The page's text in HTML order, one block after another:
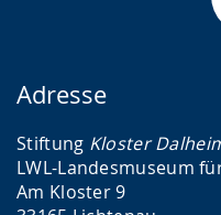
w
i
r
d
Adresse
Stiftung Kloster
LWL-Landesmuseum
Am Kloster 9